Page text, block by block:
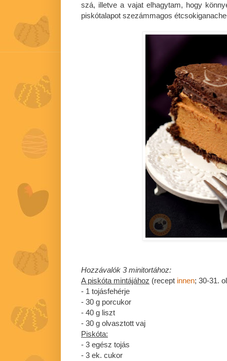
szá, illetve a vajat elhagytam, hogy
piskótalapot szezámmagos
Hozzávalók 3 minitortához:
A piskóta mintájához (recept innen; 30-31.
- 1 tojásfehérje
- 30 g porcukor
- 40 g liszt
- 30 g olvasztott vaj
Piskóta:
- 3 egész tojás
- 3 ek. cukor